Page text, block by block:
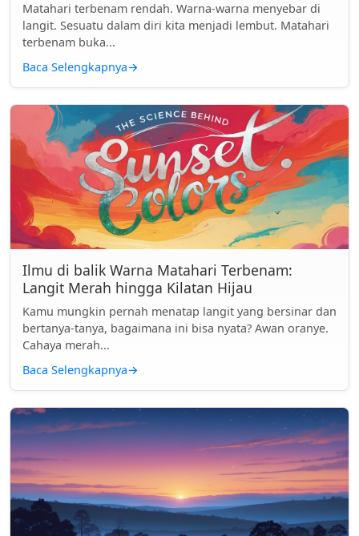
Matahari terbenam rendah. Warna-warna menyebar di
langit. Sesuatu dalam diri kita menjadi lembut. Matahari
terbenam buka...
Baca Selengkapnya→
Ilmu di balik Warna Matahari Terbenam:
Langit Merah hingga Kilatan Hijau
Kamu mungkin pernah menatap langit yang bersinar dan
bertanya-tanya, bagaimana ini bisa nyata? Awan oranye.
Cahaya merah...
Baca Selengkapnya→